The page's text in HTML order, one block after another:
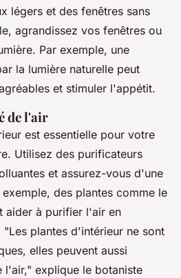
légers et des fenêtres sans
agrandissez vos fenêtres ou
Par exemple, une
la lumière naturelle peut
et stimuler l'appétit.
de l'air
est essentielle pour votre
Utilisez des purificateurs
et assurez-vous d'une
des plantes comme le
aider à purifier l'air en
"Les plantes d'intérieur ne sont
elles peuvent aussi
l'air," explique le botaniste